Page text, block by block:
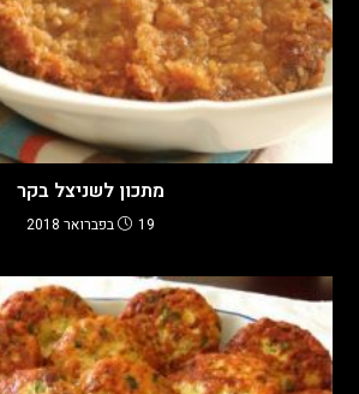
מתכון לשניצל בקר
19 בפברואר 2018